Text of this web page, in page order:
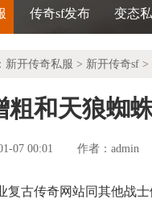
传奇sf发布 变态
新开传奇私服 > 新开传奇sf >
粗和天狼蜘
07 00:01 作者： admin
复古传奇网站同其他战